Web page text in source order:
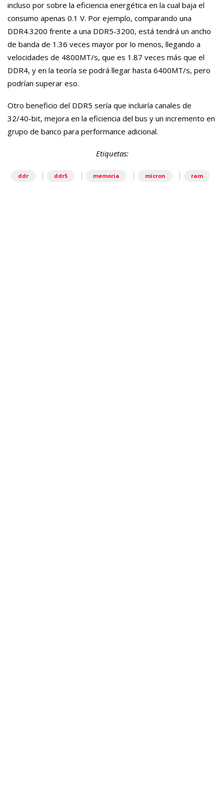
incluso por sobre la eficiencia energética en la cual baja el
consumo apenas 0.1 V. Por ejemplo, comparando una
DDR4.3200 frente a una DDR5-3200, está tendrá un ancho
de banda de 1.36 veces mayor por lo menos, llegando a
velocidades de 4800MT/s, que es 1.87 veces más que el
DDR4, y en la teoría se podrá llegar hasta 6400MT/s, pero
podrían superar eso.
Otro beneficio del DDR5 sería que incluiría canales de
32/40-bit, mejora en la eficiencia del bus y un incremento en
grupo de banco para performance adicional.
Etiquetas:
ddr | ddr5 | memoria | micron | ram